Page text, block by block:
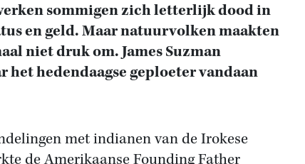
sommigen zich letterlijk dood in
en geld. Maar natuurvolken maakten
niet druk om. James Suzman
het hedendaagse geploeter vandaan
met indianen van de Irokese